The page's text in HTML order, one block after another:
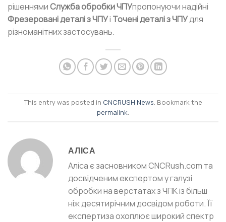
рішеннямиСлужба обробки ЧПУпропонуючи надійні
Фрезеровані деталі з ЧПУі Точені деталі з ЧПУдля
різноманітних застосувань.
This entry was posted in CNCRUSH News. Bookmark the
permalink.
АЛІСА
Аліса є засновником CNCRush.com та
досвідченим експертом у галузі
обробки на верстатах з ЧПК із більш
ніж десятирічним досвідом роботи. Її
експертиза охоплює широкий спектр